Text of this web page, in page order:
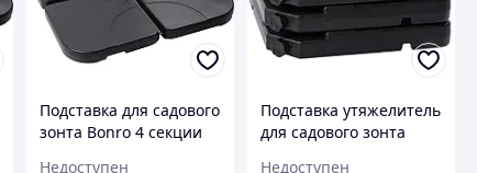
Подставка для садового
зонта Bonro 4 секции
Недоступен
Подставка утяжелитель
для садового зонта
Недоступен